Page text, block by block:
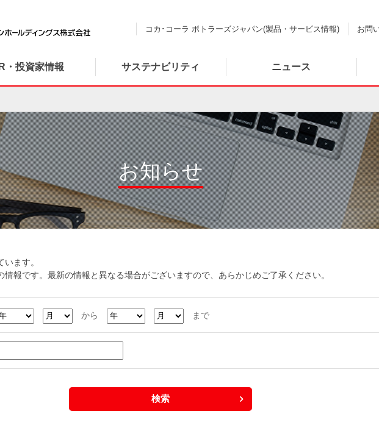
コカ･コーラ ボトラーズジャパン(製品・サービス情報) お問
IR・投資家情報 サステナビリティ ニュース
お知らせ
ます。
報です。最新の情報と異なる場合がございますので、あらかじめご了承ください。
から まで
検索